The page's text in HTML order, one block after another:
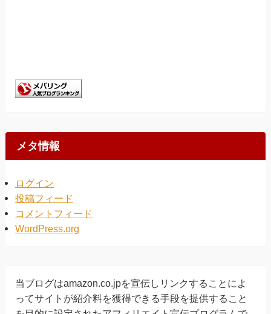
メタ情報
ログイン
投稿フィード
コメントフィード
WordPress.org
当ブログはamazon.co.jpを宣伝しリンクすることによ
ってサイトが紹介料を獲得できる手段を提供すること